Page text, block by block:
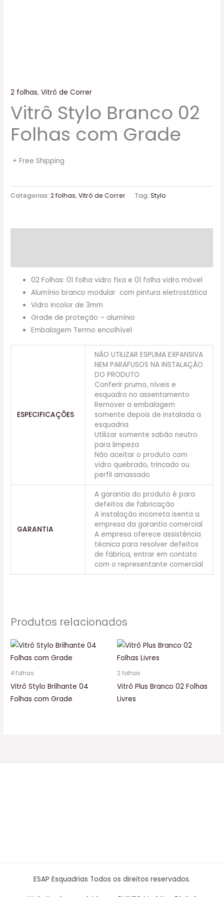
2 folhas,Vitrô de Correr
Vitrô Stylo Branco 02
Folhas com Grade
+ Free Shipping
Categorias:2 folhas,Vitrô de Correr Tag:Stylo
02 Folhas: 01 folha vidro fixa e 01 folha vidro móvel
Alumínio branco modular com pintura eletrostática
Vidro incolor de 3mm
Grade de proteção – alumínio
Embalagem Termo encolhível
ESPECIFICAÇÕES
NÃO UTILIZAR ESPUMA EXPANSIVA
NEM PARAFUSOS NA INSTALAÇÃO
DO PRODUTO
Conferir prumo, níveis e
esquadro no assentamento
Remover a embalagem
somente depois de instalada a
esquadria
Utilizar somente sabão neutro
para limpeza
Não aceitar o produto com
vidro quebrado, trincado ou
perfil amassado
GARANTIA
A garantia do produto é para
defeitos de fabricação
A instalação incorreta isenta a
empresa da garantia comercial
A empresa oferece assistência
técnica para resolver defeitos
de fábrica, entrar em contato
com o representante comercial
Produtos relacionados
4 folhas
Vitrô Stylo Brilhante 04
Folhas com Grade
2 folhas
Vitrô Plus Branco 02 Folhas
Livres
ESAP Esquadrias Todos os direitos reservados.